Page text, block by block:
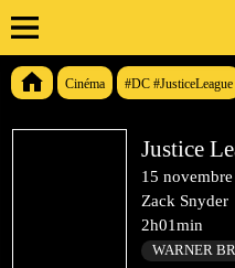
Cinéma #DC #JusticeLeague
Justice
15
Zack Snyder
2h01min
WARNER